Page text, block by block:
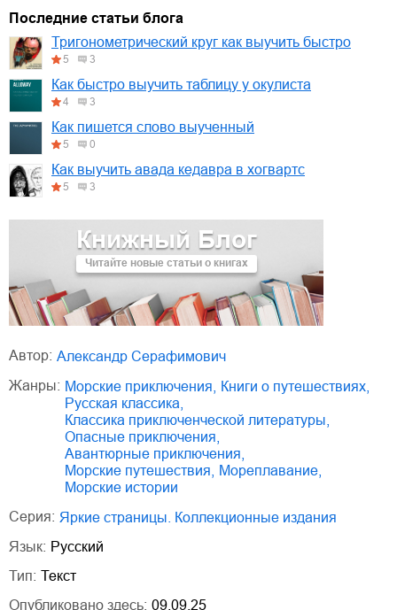
Книжный Блог
Читайте новые статьи о книгах
Последние статьи блога
Тригонометрический круг как выучить быстро
5 3
Как быстро выучить таблицу у окулиста
4 3
Как пишется слово выученный
5 0
Как выучить авада кедавра в хогвартс
5 3
Автор:
Александр Серафимович
Жанры:
морские приключения книги о путешествиях
русская классика
классика приключенческой литературы
опасные приключения
авантюрные приключения
морские путешествия
мореплавание
морские истории
Серия:
Яркие страницы. Коллекционные издания
Язык: Русский
Тип: Текст
Опубликовано здесь: 09.09.25